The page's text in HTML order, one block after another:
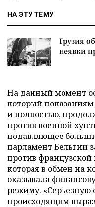
НА ЭТУ ТЕМУ
Грузия
неявки
На данный момент
который
и полностью,
против военной
подавляющее
парламент Бельгии
против
которая в обмен на
оказывала
режиму. «Серьезную
происходящим